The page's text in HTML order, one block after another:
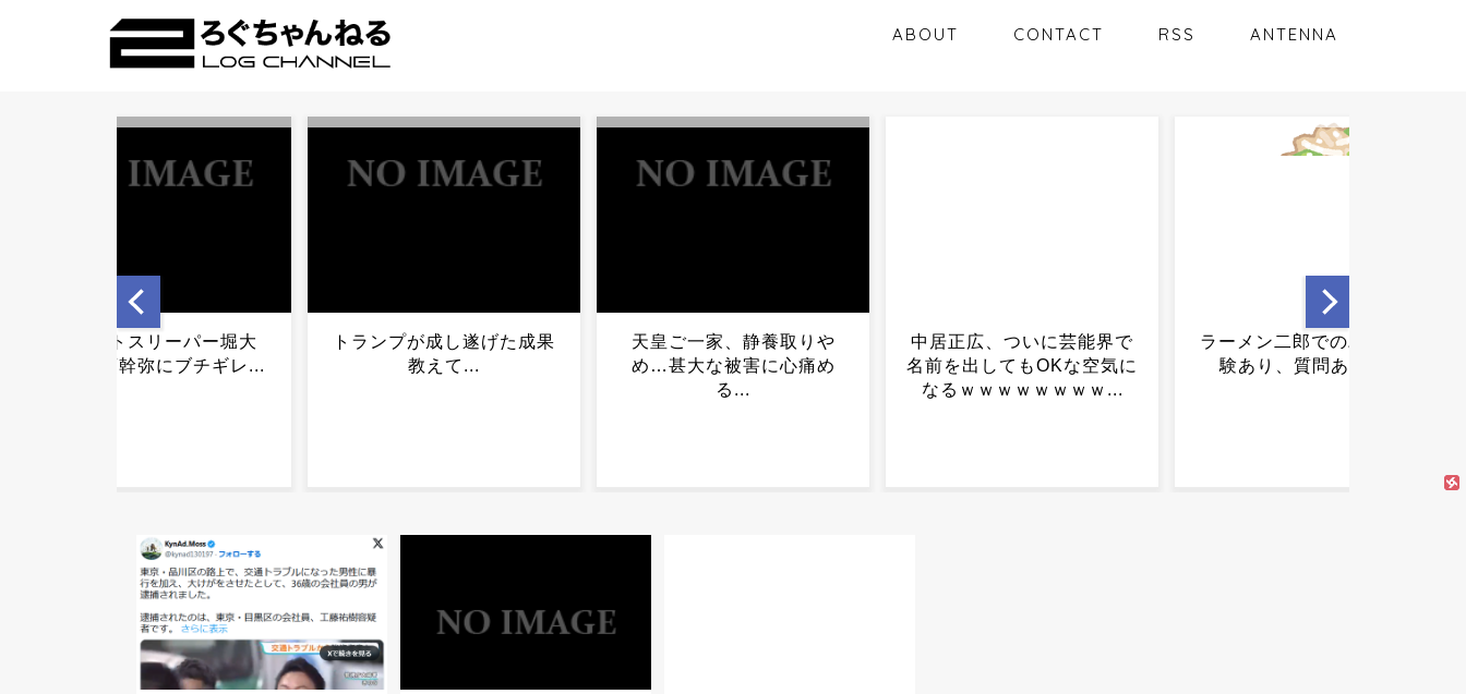
ABOUT CONTACT RSS ANTENNA
天皇ご一家、静養取りや
め…甚大な被害に心痛め
中居正広、ついに芸能界で
名前を出してもOKな空気に
なるｗｗｗｗｗｗｗｗ...
ラーメン二郎でのバイト経
験あり、質問ある？...
クールジャパン、失敗原因
の分析徹底せよｗｗｗｗ
トランプが成し遂げた成果
教えて...